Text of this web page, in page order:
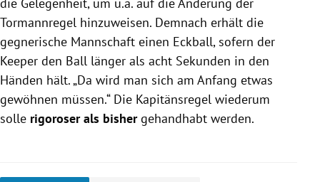
Tormannregel hinzuweisen. Demnach erhält die
gegnerische Mannschaft einen Eckball, sofern der
Keeper den Ball länger als acht Sekunden in den
Händen hält. „Da wird man sich am Anfang etwas
gewöhnen müssen.“ Die Kapitänsregel wiederum
solle rigoroser als bishergehandhabt werden.